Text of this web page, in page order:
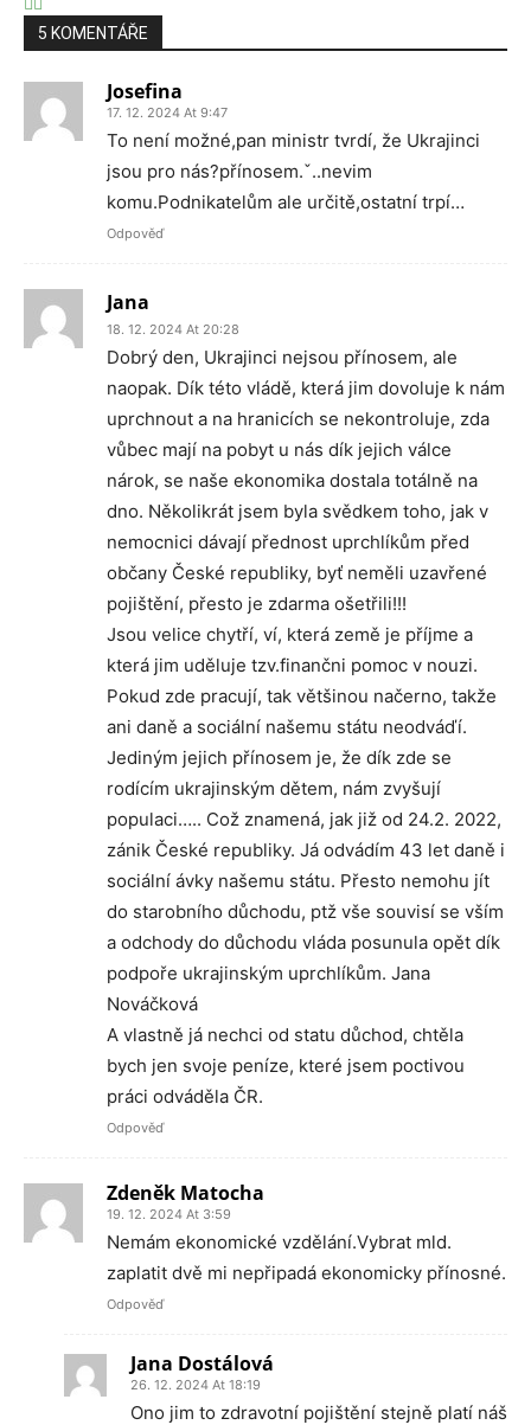
5 KOMENTÁŘE
Josefina
17. 12. 2024 At 9:47
To není možné,pan ministr tvrdí, že Ukrajinci
jsou pro nás?přínosem.ˇ..nevim
komu.Podnikatelům ale určitě,ostatní trpí…
Odpověď
Jana
18. 12. 2024 At 20:28
Dobrý den, Ukrajinci nejsou přínosem, ale
naopak. Dík této vládě, která jim dovoluje k nám
uprchnout a na hranicích se nekontroluje, zda
vůbec mají na pobyt u nás dík jejich válce
nárok, se naše ekonomika dostala totálně na
dno. Několikrát jsem byla svědkem toho, jak v
nemocnici dávají přednost uprchlíkům před
občany České republiky, byť neměli uzavřené
pojištění, přesto je zdarma ošetřili!!!
Jsou velice chytří, ví, která země je příjme a
která jim uděluje tzv.finančni pomoc v nouzi.
Pokud zde pracují, tak většinou načerno, takže
ani daně a sociální našemu státu neodváďí.
Jediným jejich přínosem je, že dík zde se
rodícím ukrajinským dětem, nám zvyšují
populaci….. Což znamená, jak již od 24.2. 2022,
zánik České republiky. Já odvádím 43 let daně i
sociální ávky našemu státu. Přesto nemohu jít
do starobního důchodu, ptž vše souvisí se vším
a odchody do důchodu vláda posunula opět dík
podpoře ukrajinským uprchlíkům. Jana
Nováčková
A vlastně já nechci od statu důchod, chtěla
bych jen svoje peníze, které jsem poctivou
práci odváděla ČR.
Odpověď
Zdeněk Matocha
19. 12. 2024 At 3:59
Nemám ekonomické vzdělání.Vybrat mld.
zaplatit dvě mi nepřipadá ekonomicky přínosné.
Odpověď
Jana Dostálová
26. 12. 2024 At 18:19
Ono jim to zdravotní pojištění stejně platí náš